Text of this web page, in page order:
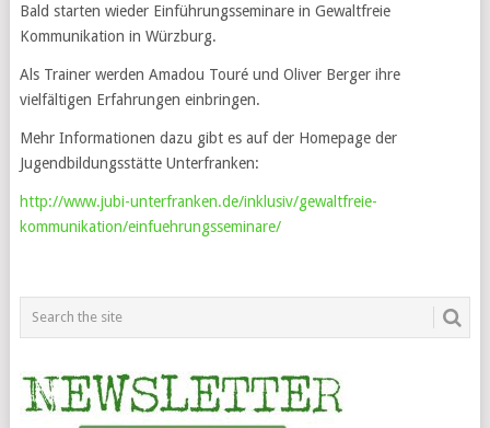
Bald starten wieder Einführungsseminare in Gewaltfreie
Kommunikation in Würzburg.
Als Trainer werden Amadou Touré und Oliver Berger ihre
vielfältigen Erfahrungen einbringen.
Mehr Informationen dazu gibt es auf der Homepage der
Jugendbildungsstätte Unterfranken:
http://www.jubi-unterfranken.de/inklusiv/gewaltfreie-
kommunikation/einfuehrungsseminare/